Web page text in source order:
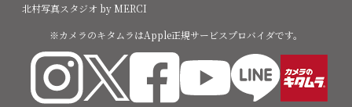
北村写真スタジオ by MERCI
※カメラのキタムラはApple正規サービスプロバイダです。